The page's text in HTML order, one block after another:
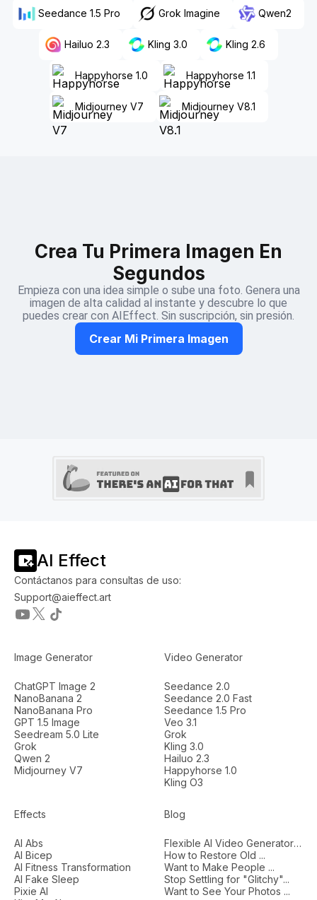
Seedance 1.5 Pro Grok Imagine Qwen2
Hailuo 2.3 Kling 3.0 Kling 2.6
Happyhorse 1.0 Happyhorse 1.1
Midjourney V7 Midjourney V8.1
Crea Tu Primera Imagen En
Segundos
Empieza con una idea simple o sube una foto. Genera una
imagen de alta calidad al instante y descubre lo que
puedes crear con AIEffect. Sin suscripción, sin presión.
Crear Mi Primera Imagen
AI Effect
Contáctanos para consultas de uso:
Support@aieffect.art
Image Generator
ChatGPT Image 2
NanoBanana 2
NanoBanana Pro
GPT 1.5 Image
Seedream 5.0 Lite
Grok
Qwen 2
Midjourney V7
Video Generator
Seedance 2.0
Seedance 2.0 Fast
Seedance 1.5 Pro
Veo 3.1
Grok
Kling 3.0
Hailuo 2.3
Happyhorse 1.0
Kling O3
Effects
AI Abs
AI Bicep
AI Fitness Transformation
AI Fake Sleep
Pixie AI
Blog
Flexible AI Video Generators...
How to Restore Old ...
Want to Make People ...
Stop Settling for "Glitchy"...
Want to See Your Photos ...